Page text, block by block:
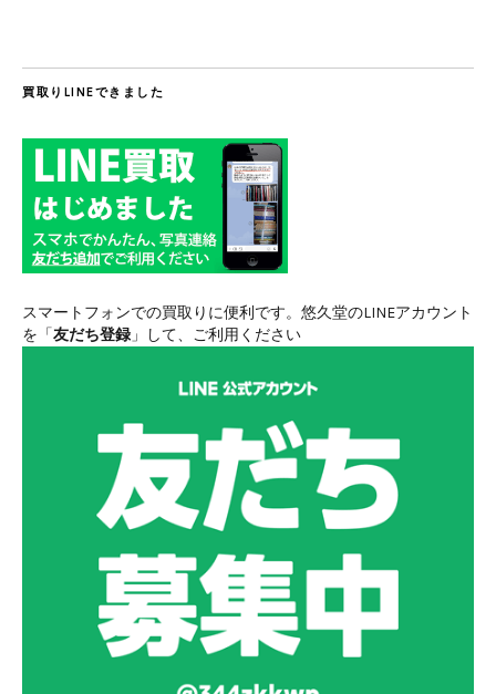
買取りLINEできました
スマートフォンでの買取りに便利です。悠久堂のLINEアカウント
を「友だち登録 」して、ご利用ください